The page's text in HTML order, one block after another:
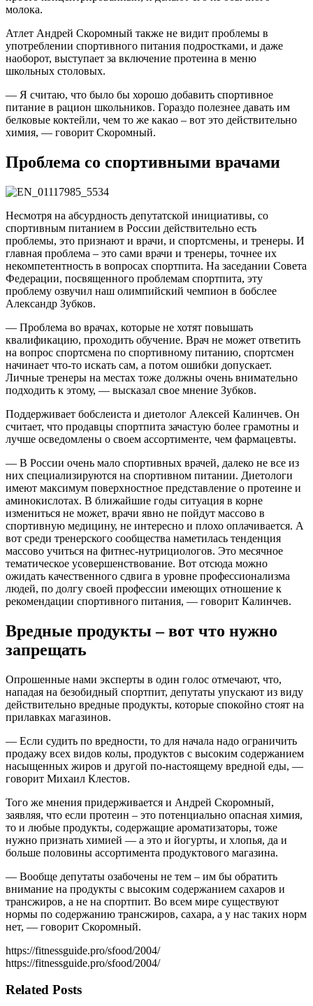
молока.
Атлет Андрей Скоромный также не видит проблемы в
употреблении спортивного питания подростками, и даже
наоборот, выступает за включение протеина в меню
школьных столовых.
— Я считаю, что было бы хорошо добавить спортивное
питание в рацион школьников. Гораздо полезнее давать им
белковые коктейли, чем то же какао – вот это действительно
химия, — говорит Скоромный.
Проблема со спортивными врачами
Несмотря на абсурдность депутатской инициативы, со
спортивным питанием в России действительно есть
проблемы, это признают и врачи, и спортсмены, и тренеры. И
главная проблема – это сами врачи и тренеры, точнее их
некомпетентность в вопросах спортпита. На заседании Совета
Федерации, посвященного проблемам спортпита, эту
проблему озвучил наш олимпийский чемпион в бобслее
Александр Зубков.
— Проблема во врачах, которые не хотят повышать
квалификацию, проходить обучение. Врач не может ответить
на вопрос спортсмена по спортивному питанию, спортсмен
начинает что-то искать сам, а потом ошибки допускает.
Личные тренеры на местах тоже должны очень внимательно
подходить к этому, — высказал свое мнение Зубков.
Поддерживает бобслеиста и диетолог Алексей Калинчев. Он
считает, что продавцы спортпита зачастую более грамотны и
лучше осведомлены о своем ассортименте, чем фармацевты.
— В России очень мало спортивных врачей, далеко не все из
них специализируются на спортивном питании. Диетологи
имеют максимум поверхностное представление о протеине и
аминокислотах. В ближайшие годы ситуация в корне
измениться не может, врачи явно не пойдут массово в
спортивную медицину, не интересно и плохо оплачивается. А
вот среди тренерского сообщества наметилась тенденция
массово учиться на фитнес-нутрициологов. Это месячное
тематическое усовершенствование. Вот отсюда можно
ожидать качественного сдвига в уровне профессионализма
людей, по долгу своей профессии имеющих отношение к
рекомендации спортивного питания, — говорит Калинчев.
Вредные продукты – вот что нужно
запрещать
Опрошенные нами эксперты в один голос отмечают, что,
нападая на безобидный спортпит, депутаты упускают из виду
действительно вредные продукты, которые спокойно стоят на
прилавках магазинов.
— Если судить по вредности, то для начала надо ограничить
продажу всех видов колы, продуктов с высоким содержанием
насыщенных жиров и другой по-настоящему вредной еды, —
говорит Михаил Клестов.
Того же мнения придерживается и Андрей Скоромный,
заявляя, что если протеин – это потенциально опасная химия,
то и любые продукты, содержащие ароматизаторы, тоже
нужно признать химией — а это и йогурты, и хлопья, да и
больше половины ассортимента продуктового магазина.
— Вообще депутаты озабочены не тем – им бы обратить
внимание на продукты с высоким содержанием сахаров и
трансжиров, а не на спортпит. Во всем мире существуют
нормы по содержанию трансжиров, сахара, а у нас таких норм
нет, — говорит Скоромный.
https://fitnessguide.pro/sfood/2004/
https://fitnessguide.pro/sfood/2004/
Related Posts